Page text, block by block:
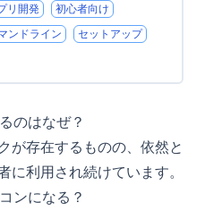
リ開発
初心者向け
ンドライン
セットアップ
のはなぜ？
が存在するものの、依然と
に利用され続けています。
ンになる？